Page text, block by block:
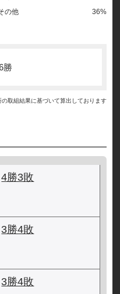
の他
36%
勝
取組結果に基づいて算出しております
4勝3敗
3勝4敗
3勝4敗